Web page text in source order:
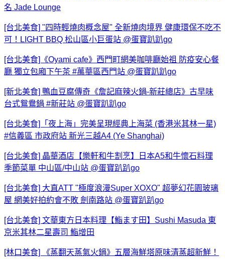
名 Jade Lounge
[台北美食] "四時輕燒肉概念屋" 全新燒肉境界 健康環保不吃不
可！LIGHT BBQ 松山區小巨蛋站 @蛋寶趴趴go
[台北美食]《Oyami cafe》西門町網美咖啡廳始祖 防疫安心餐
廳 獨立包廂下午茶 #萬華區西門站 @蛋寶趴趴go
[新北美食] 鴨血豆腐傳奇《詹記麻辣火鍋-新莊總店》古早味
台式鴛鴦鍋 #新莊站 @蛋寶趴趴go
[台北美食]「夜上海」完美呈現經典上海菜 (香港米其林一星)
#信義區 市政府站 新光三越A4 (Ye Shanghai)
[台北美食] 晶華酒店【樂軒和牛割烹】日本A5和牛懷石料理
季節菜單 中山區/中山站 @蛋寶趴趴go
[台北美食] 大直ATT "極度浪漫Super XOXO" 超夢幻花園玻璃
屋 網美好拍約會不敗 劍南路站 @蛋寶趴趴go
[台北美食] 文華東方日本料理【鮨ます田】Sushi Masuda 東
京米其林二星壽司 鮨增田
[林口美食] 《蒸翻天蒸氣火鍋》五層海鮮塔原味清蒸超新鮮！